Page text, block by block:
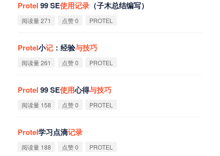
Protel 99 SE使用记录 （子木总结编写）
阅读量 271 点赞 0 PROTEL
Protel小记 ：经验与技巧
阅读量 261 点赞 0 PROTEL
Protel 99 SE使用心得与技巧
阅读量 158 点赞 0 PROTEL
Protel学习点滴记录
阅读量 188 点赞 0 PROTEL